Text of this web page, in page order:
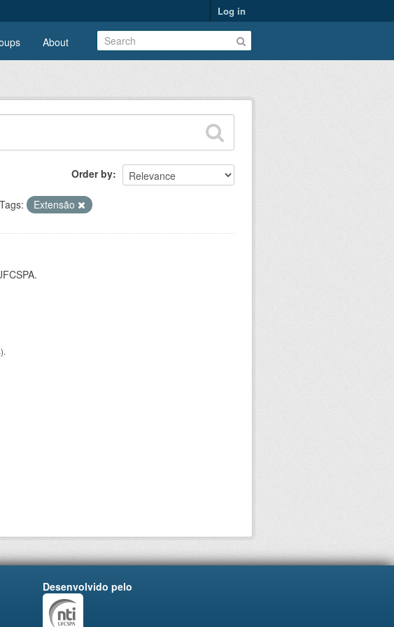
Log in
About
Order by
Tags: Extensão
).
Desenvolvido pelo